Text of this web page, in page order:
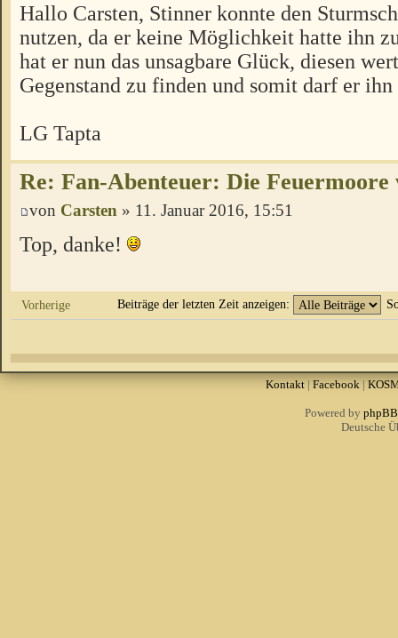
Hallo Carsten, Stinner konnte den
nutzen, da er keine Möglichkeit hatte ihn
hat er nun das unsagbare Glück, diesen
Gegenstand zu finden und somit darf er
LG Tapta
Re: Fan-Abenteuer: Die Feuermoore
von Carsten » 11. Januar 2016, 15:51
Top, danke!
Vorherige Beiträge der letzten Zeit anzeigen:
Kontakt| Facebook|
Powered by phpBB
Deutsche